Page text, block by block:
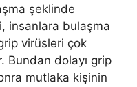
şeklinde
insanlara bulaşma
virüsleri çok
Bundan dolayı grip
mutlaka kişinin